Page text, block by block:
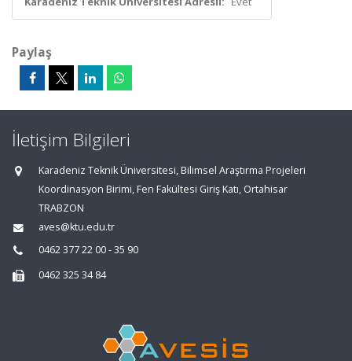
Paylaş
İletişim Bilgileri
Karadeniz Teknik Üniversitesi, Bilimsel Araştırma Projeleri
Koordinasyon Birimi, Fen Fakültesi Giriş Katı, Ortahisar
TRABZON
aves@ktu.edu.tr
0462 377 22 00 - 35 90
0462 325 34 84